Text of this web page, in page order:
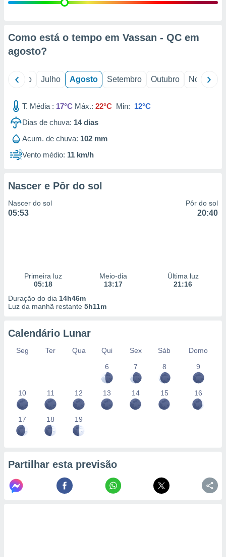
estudos
1199
Como está o tempo em Vassan - QC em
agosto?
Junho Julho Agosto Setembro Outubro Novembro
T. Média : 17°C Máx.: 22°C Min: 12°C
Dias de chuva: 14dias
Acum. de chuva: 102 mm
Vento médio: 11 km/h
Nascer e Pôr do sol
Nascer do sol
05:53
Pôr do sol
20:40
Primeira luz
05:18
Meio-dia
13:17
Última luz
21:16
Duração do dia 14h46m
Luz da manhã restante 5h11m
Calendário Lunar
Seg Ter Qua Qui Sex Sáb
Domo
6
7 8 9
10 11 12 13 14 15 16
17 18 19
Partilhar esta previsão